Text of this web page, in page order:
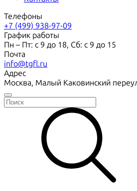
Телефоны
+7 (499) 938-97-09
График работы
Пн – Пт: с 9 до 18, Сб: с 9 до 15
Почта
info@tgfl.ru
Адрес
Москва, Малый Каковинский